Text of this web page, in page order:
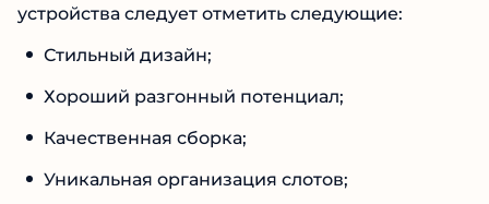
устройства следует отметить следующие:
Стильный дизайн;
Хороший разгонный потенциал;
Качественная сборка;
Уникальная организация слотов;